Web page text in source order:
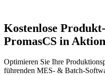
Kostenlose
PromasCS in
Optimieren Sie Ihre
führenden MES- & Batch-